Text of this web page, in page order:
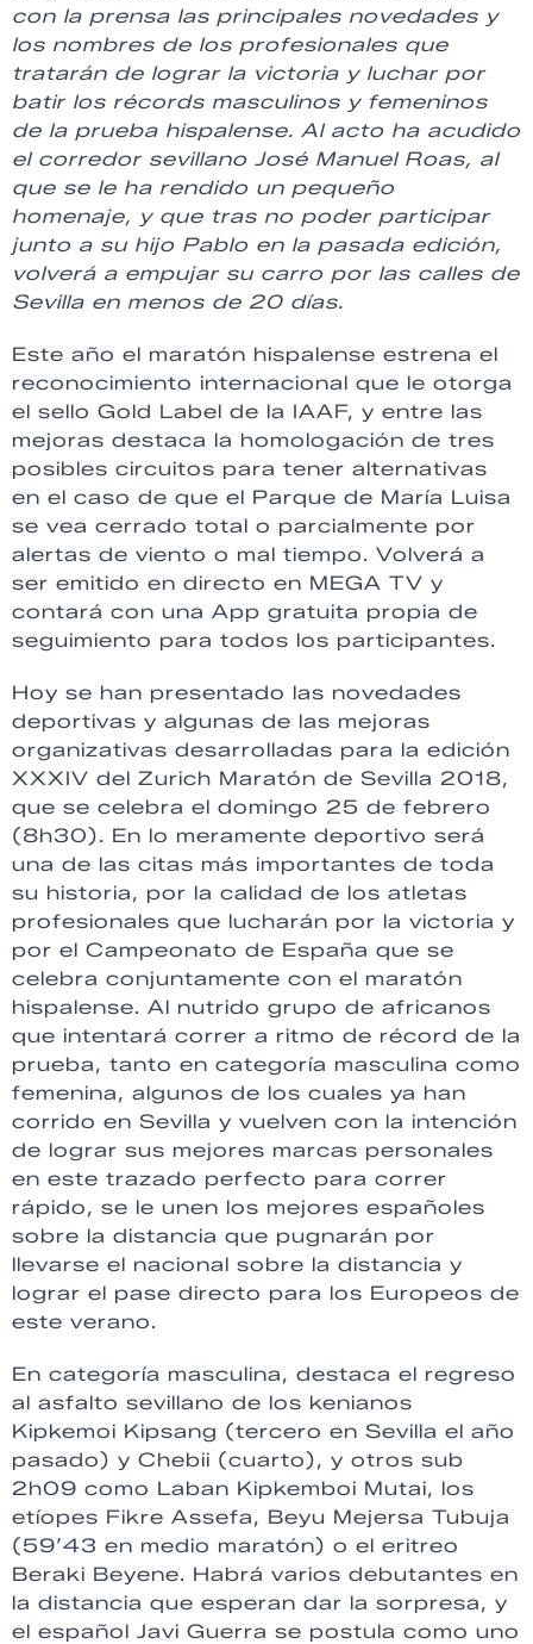
con la prensa las principales novedades y
los nombres de los profesionales que
tratarán de lograr la victoria y luchar por
batir los récords masculinos y femeninos
de la prueba hispalense. Al acto ha acudido
el corredor sevillano José Manuel Roas, al
que se le ha rendido un pequeño
homenaje, y que tras no poder participar
junto a su hijo Pablo en la pasada edición,
volverá a empujar su carro por las calles de
Sevilla en menos de 20 días.
Este año el maratón hispalense estrena el
reconocimiento internacional que le otorga
el sello Gold Label de la IAAF, y entre las
mejoras destaca la homologación de tres
posibles circuitos para tener alternativas
en el caso de que el Parque de María Luisa
se vea cerrado total o parcialmente por
alertas de viento o mal tiempo. Volverá a
ser emitido en directo en MEGA TV y
contará con una App gratuita propia de
seguimiento para todos los participantes.
Hoy se han presentado las novedades
deportivas y algunas de las mejoras
organizativas desarrolladas para la edición
XXXIV del Zurich Maratón de Sevilla 2018,
que se celebra el domingo 25 de febrero
(8h30). En lo meramente deportivo será
una de las citas más importantes de toda
su historia, por la calidad de los atletas
profesionales que lucharán por la victoria y
por el Campeonato de España que se
celebra conjuntamente con el maratón
hispalense. Al nutrido grupo de africanos
que intentará correr a ritmo de récord de la
prueba, tanto en categoría masculina como
femenina, algunos de los cuales ya han
corrido en Sevilla y vuelven con la intención
de lograr sus mejores marcas personales
en este trazado perfecto para correr
rápido, se le unen los mejores españoles
sobre la distancia que pugnarán por
llevarse el nacional sobre la distancia y
lograr el pase directo para los Europeos de
este verano.
En categoría masculina, destaca el regreso
al asfalto sevillano de los kenianos
Kipkemoi Kipsang (tercero en Sevilla el año
pasado) y Chebii (cuarto), y otros sub
2h09 como Laban Kipkemboi Mutai, los
etíopes Fikre Assefa, Beyu Mejersa Tubuja
(59’43 en medio maratón) o el eritreo
Beraki Beyene. Habrá varios debutantes en
la distancia que esperan dar la sorpresa, y
el español Javi Guerra se postula como uno